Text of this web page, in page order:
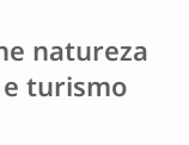
natureza
turismo